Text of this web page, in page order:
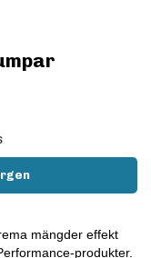
mängder effekt
produkter.